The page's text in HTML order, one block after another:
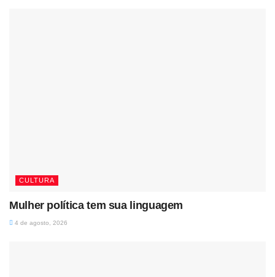
CULTURA
Mulher política tem sua linguagem
4 de agosto, 2026